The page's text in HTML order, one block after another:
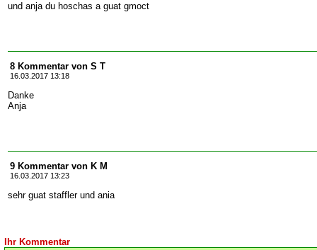
und anja du hoschas a guat gmoct
8 Kommentar von S T
16.03.2017 13:18
Danke
Anja
9 Kommentar von K M
16.03.2017 13:23
sehr guat staffler und ania
Ihr Kommentar